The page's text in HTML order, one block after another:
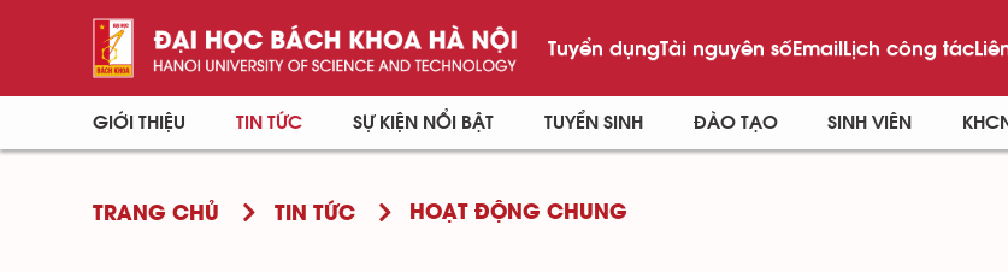
Tuyển dụngTài nguyên sốEmailLịch công tác
GIỚI THIỆU TIN TỨC SỰ KIỆN NỔI BẬT TUYỂN SINH ĐÀO TẠO SINH VIÊN
TRANG CHỦ TIN TỨC HOẠT ĐỘNG CHUNG